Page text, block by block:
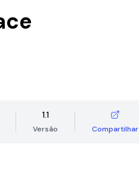
1.1
Versão Compartilhar